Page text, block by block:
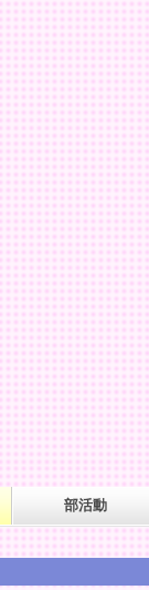
部活動